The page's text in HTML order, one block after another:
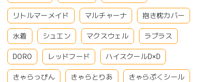
リトルマーメイド マルチャーナ 抱き枕カバー
水着 シュエン マクスウェル ラプラス
DORO レッドフード ハイスクールD×D
きゃらっぴん きゃらとりあ きゃらぷくシール